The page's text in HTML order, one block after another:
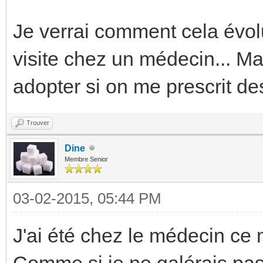
Je verrai comment cela
visite chez un médecin...
adopter si on me prescrit
Trouver
Dine
Membre Senior
03-02-2015, 05:44 PM
J'ai été chez le médecin ce